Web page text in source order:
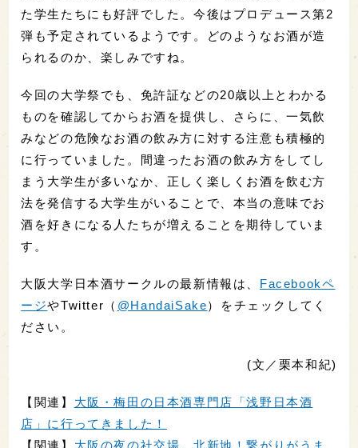
た学生たちにも好評でした。今後はプロデュース第2
弾も予定されているようです。どのようなお酒が造
られるのか、楽しみですね。
今回の大学祭でも、免許証などの20歳以上とわかる
ものを確認してからお酒を提供し、さらに、一気飲
みなどの危険なお酒の飲み方に対する注意も積極的
に行っていました。間違ったお酒の飲み方をしてし
まう大学生が多いなか、正しく楽しくお酒を飲む方
法を発信する大学生がいることで、本当の意味でお
酒を好きになる人たちが増えることを期待していま
す。
大阪大学日本酒サークルの最新情報は、 Facebookペ
ージやTwitter（ @HandaiSake）をチェックしてく
ださい。
(文／栗本和紀)
【関連】 大阪・梅田の日本酒専門店「浅野日本酒
店」に行ってきました！